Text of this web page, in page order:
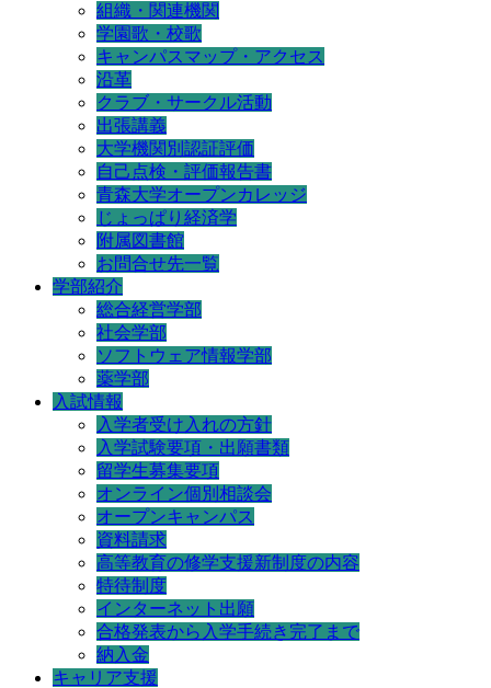
組織・関連機関
学園歌・校歌
キャンパスマップ・アクセス
沿革
クラブ・サークル活動
出張講義
大学機関別認証評価
自己点検・評価報告書
青森大学オープンカレッジ
じょっぱり経済学
附属図書館
お問合せ先一覧
学部紹介
総合経営学部
社会学部
ソフトウェア情報学部
薬学部
入試情報
入学者受け入れの方針
入学試験要項・出願書類
留学生募集要項
オンライン個別相談会
オープンキャンパス
資料請求
高等教育の修学支援新制度の内容
特待制度
インターネット出願
合格発表から入学手続き完了まで
納入金
キャリア支援